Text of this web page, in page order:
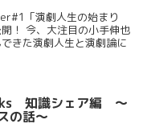
「演劇人生の始まり
！ 今、大注目の小手伸也
きた演劇人生と演劇論に
知識シェア編 〜
の話〜